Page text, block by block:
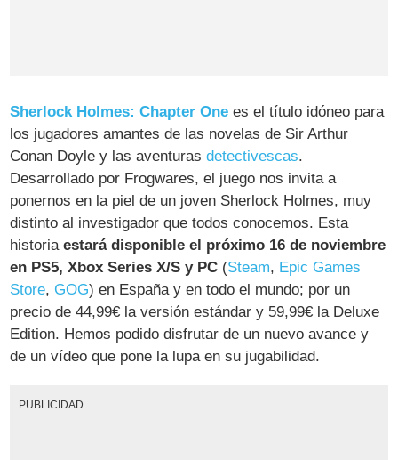
Sherlock Holmes: Chapter One es el título idóneo para
los jugadores amantes de las novelas de Sir Arthur
Conan Doyle y las aventurasdetectivescas.
Desarrollado por Frogwares, el juego nos invita a
ponernos en la piel de un joven Sherlock Holmes, muy
distinto al investigador que todos conocemos. Esta
historiaestará disponible el próximo 16 de noviembre
en PS5, Xbox Series X/S y PC (Steam, Epic Games
Store, GOG) en España y en todo el mundo; por un
precio de 44,99€ la versión estándar y 59,99€ la Deluxe
Edition. Hemos podido disfrutar de un nuevo avance y
de un vídeo que pone la lupa en su jugabilidad.
PUBLICIDAD